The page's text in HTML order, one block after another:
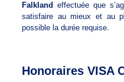
Falkland effectuée que
satisfaire au mieux et au
possible la durée requise.
Honoraires VISA